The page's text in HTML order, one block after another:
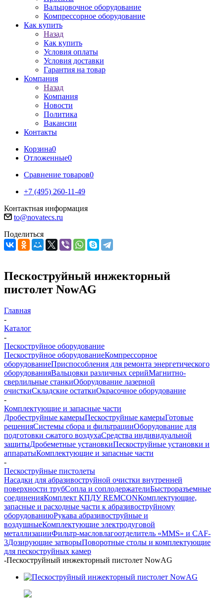
Вальцовочное оборудование
Компрессорное оборудование
Как купить
Назад
Как купить
Условия оплаты
Условия доставки
Гарантия на товар
Компания
Назад
Компания
Новости
Политика
Вакансии
Контакты
Корзина0
Отложенные0
Сравнение товаров0
+7 (495) 260-11-49
Контактная информация
to@novatecs.ru
Поделиться
Пескоструйный инжекторный
пистолет NowAG
Главная
-
Каталог
-
Пескоструйное оборудование
Пескоструйное оборудованиеКомпрессорное
оборудованиеПриспособления для ремонта энергетического
оборудованияВальцовки различных серийМагнитно-
сверлильные станкиОборудование лазерной
очисткиСкладские остаткиОкрасочное оборудование
-
Комплектующие и запасные части
Дробеструйные камерыПескоструйные камерыГотовые
решенияСистемы сбора и фильтрацииОборудование для
подготовки сжатого воздухаСредства индивидуальной
защитыДробеметные установкиПескоструйные установки и
аппаратыКомплектующие и запасные части
-
Пескоструйные пистолеты
Насадки для абразивоструйной очистки внутренней
поверхности трубСопла и соплодержателиБыстроразъемные
соединенияКомплект КПДУ REMCONКомплектующие,
запасные и расходные части к абразивоструйному
оборудованиюРукава абразивоструйные и
воздушныеКомплектующие электродуговой
металлизацииФильтр-масловлагоотделитель «MMS» и CAF-
3Дозирующие затворыПоворотные столы и комплектующие
для пескоструйных камер
-Пескоструйный инжекторный пистолет NowAG